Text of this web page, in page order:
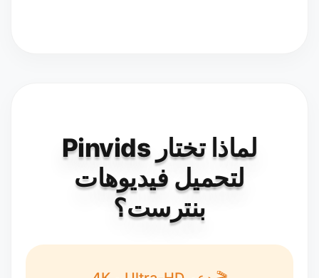
لماذا تختار Pinvids
لتحميل فيديوهات
بنترست؟